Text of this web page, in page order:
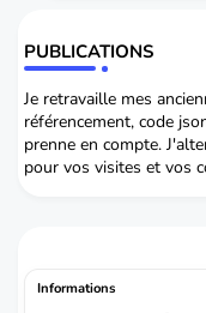
PUBLICATIONS
Je retravaille mes
référencement, code
prenne en compte.
pour vos visites et vos
Informations